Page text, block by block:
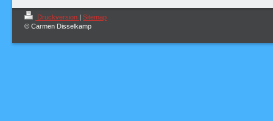
Druckversion | Sitemap
© Carmen Disselkamp